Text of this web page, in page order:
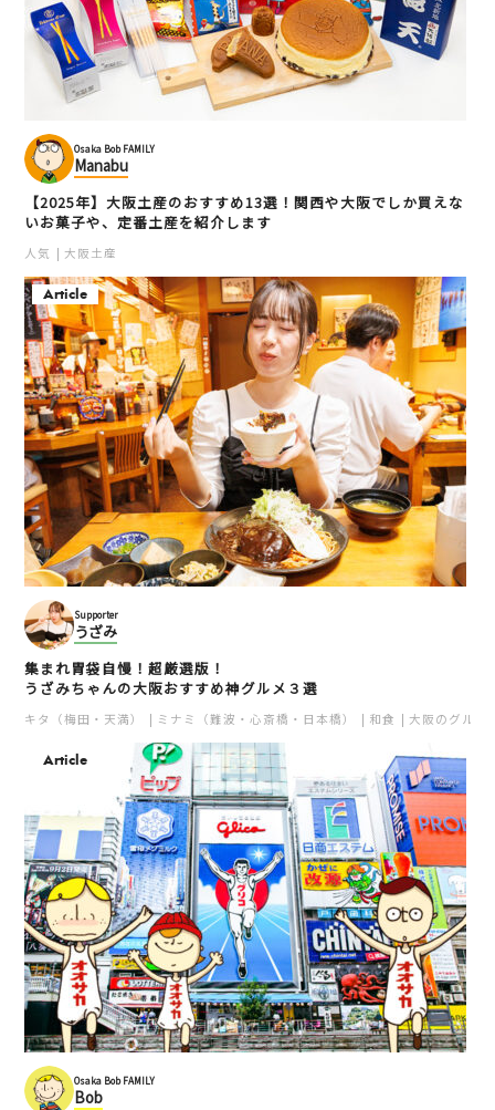
Osaka Bob FAMILY
Manabu
【2025年】大阪土産のおすすめ13選！関西や大阪でしか買えな
いお菓子や、定番土産を紹介します
人気 大阪土産
Article
Supporter
うざみ
集まれ胃袋自慢！超厳選版！
うざみちゃんの大阪おすすめ神グルメ３選
キタ（梅田・天満） ミナミ（難波・心斎橋・日本橋） 和食 大阪のグルメ
Article
Osaka Bob FAMILY
Bob